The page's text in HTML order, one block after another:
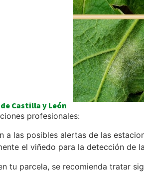
Castilla y León
profesionales:
a las posibles alertas de las
el viñedo para la detección de
tu parcela, se recomienda tratar